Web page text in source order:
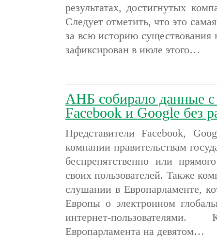
результатах, достигнутых
Следует отметить, что это
за всю историю
зафиксирован в июле этого…
АНБ собирало данные
Facebook и Google без
Представители Facebook,
компании правительствам
беспрепятственно или
своих пользователей. Также
слушании в Европарламенте,
Европы о электронном
интернет-
Европарламента на девятом…